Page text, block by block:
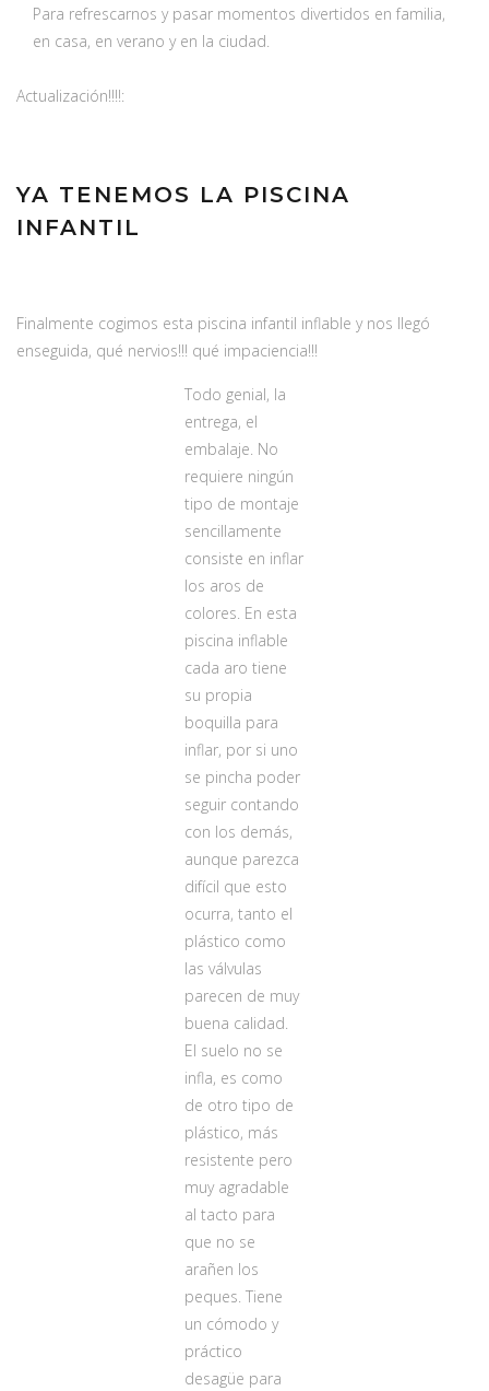
Para refrescarnos y pasar momentos divertidos en familia,
en casa, en verano y en la ciudad.
Actualización!!!!:
YA TENEMOS LA PISCINA
INFANTIL
Finalmente cogimos esta piscina infantil inflable y nos llegó
enseguida, qué nervios!!! qué impaciencia!!!
Todo genial, la
entrega, el
embalaje. No
requiere ningún
tipo de montaje
sencillamente
consiste en inflar
los aros de
colores. En esta
piscina inflable
cada aro tiene
su propia
boquilla para
inflar, por si uno
se pincha poder
seguir contando
con los demás,
aunque parezca
difícil que esto
ocurra, tanto el
plástico como
las válvulas
parecen de muy
buena calidad.
El suelo no se
infla, es como
de otro tipo de
plástico, más
resistente pero
muy agradable
al tacto para
que no se
arañen los
peques. Tiene
un cómodo y
práctico
desagüe para